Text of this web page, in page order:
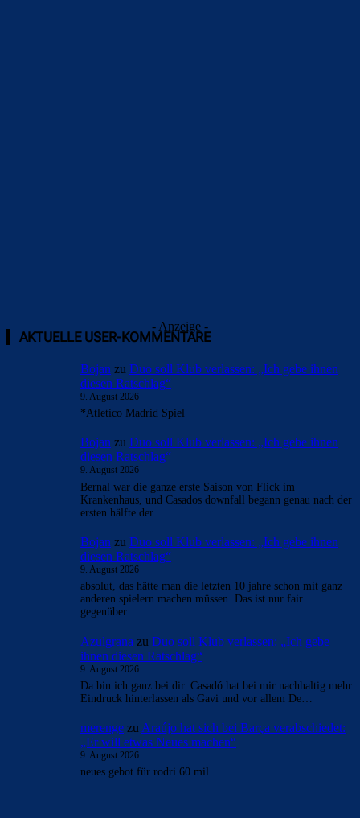
- Anzeige -
AKTUELLE USER-KOMMENTARE
Bojan zu Duo soll Klub verlassen: „Ich gebe ihnen
diesen Ratschlag“
9. August 2026
*Atletico Madrid Spiel
diesen Ratschlag“
9. August 2026
Bernal war die ganze erste Saison von Flick im
Krankenhaus, und Casados downfall begann genau nach der
ersten hälfte der…
Bojan
diesen Ratschlag“
9. August 2026
absolut, das hätte man die letzten 10 jahre schon mit ganz
anderen spielern machen müssen. Das ist nur fair
gegenüber…
Azulgrana zu
Duo soll Klub verlassen: „Ich gebe
ihnen diesen Ratschlag“
9. August 2026
Da bin ich ganz bei dir. Casadó hat bei mir nachhaltig mehr
Eindruck hinterlassen als Gavi und vor allem De…